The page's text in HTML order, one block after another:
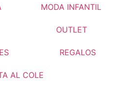
MODA INFANTIL
OUTLET
REGALOS
AL COLE